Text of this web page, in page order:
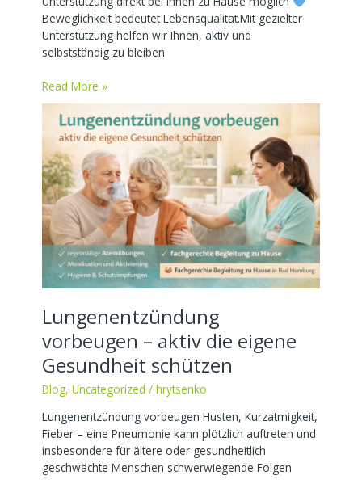
Beweglichkeit bedeutet Lebensqualität.Mit gezielter
Unterstützung helfen wir Ihnen, aktiv und
selbstständig zu bleiben.
Read More »
Lungenentzündung
vorbeugen – aktiv die eigene
Gesundheit schützen
Blog,Uncategorized /hrytsenko
Lungenentzündung vorbeugen Husten, Kurzatmigkeit,
Fieber – eine Pneumonie kann plötzlich auftreten und
insbesondere für ältere oder gesundheitlich
geschwächte Menschen schwerwiegende Folgen
Lungenentzündung
vorbeugen
aktiv
die
eigene
Gesundheit
schützen